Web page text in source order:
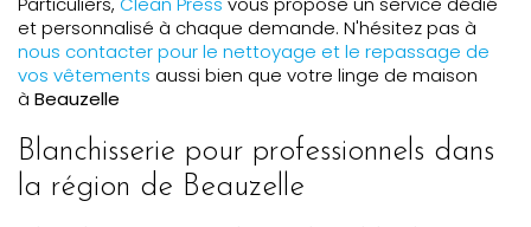
et personnalisé à chaque demande. N'hésitez pas à
nous contacter pour le nettoyage et le repassage de
vos vêtements aussi bien que votre linge de maison
à Beauzelle
Blanchisserie pour professionnels dans
la région de Beauzelle